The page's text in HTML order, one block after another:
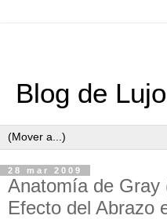
Blog de Lujo
28 mar 2009
Anatomía de Gray
Efecto del Abrazo